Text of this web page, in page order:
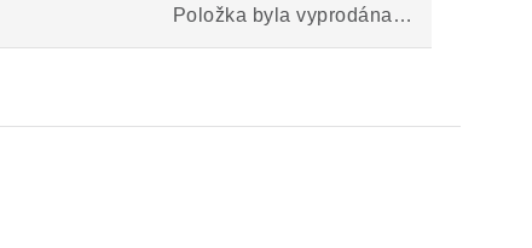
Položka byla vyprodána…